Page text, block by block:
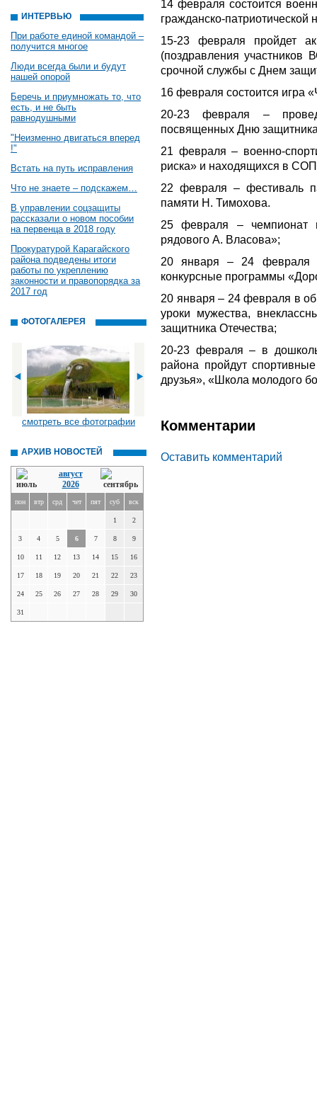
ИНТЕРВЬЮ
При работе единой командой –
получится многое
Люди всегда были и будут
нашей опорой
Беречь и приумножать то, что
есть, и не быть
равнодушными
"Неизменно двигаться вперед
!"
Встать на путь исправления
Что не знаете – подскажем…
В управлении соцзащиты
рассказали о новом пособии
на первенца в 2018 году
Прокуратурой Карагайского
района подведены итоги
работы по укреплению
законности и правопорядка за
2017 год
ФОТОГАЛЕРЕЯ
смотреть все фотографии
АРХИВ НОВОСТЕЙ
август
2026
пон втр срд чет пят суб вск
1 2
3 4 5 6 7 8 9
10 11 12 13 14 15 16
17 18 19 20 21 22 23
24 25 26 27 28 29 30
31
14 февраля состоится
гражданско-патриотической
15-23 февраля пройдет
(поздравления участников
срочной службы с Днем
16 февраля состоится игра
20-23 февраля –
посвященных Дню
21 февраля – военно-
риска» и находящихся в
22 февраля – фестиваль
памяти Н. Тимохова.
25 февраля – чемпионат
рядового А. Власова»;
20 января – 24 февраля
конкурсные программы
20 января – 24 февраля в
уроки мужества,
защитника Отечества;
20-23 февраля – в
района пройдут
друзья», «Школа молодого
Комментарии
Оставить комментарий